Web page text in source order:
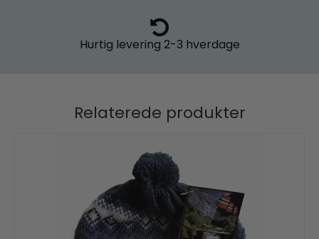
Hurtig levering 2-3 hverdage
Relaterede produkter